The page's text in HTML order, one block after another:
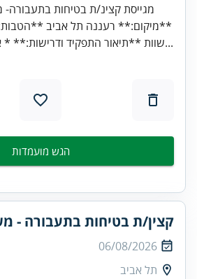
**מיקום:** רעננה תל אביב
שוות **תיאור התפקיד ודרישות:** * אחריות מלאה על בטי...
הגש מועמדות
קצין/ת בטיחות בתעבורה -
06/08/2026
תל אביב